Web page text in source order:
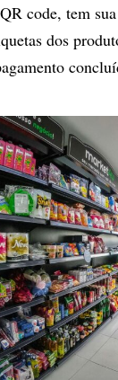
code, tem
dos